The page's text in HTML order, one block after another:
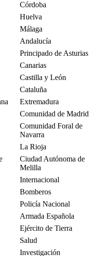
Córdoba
Huelva
Málaga
Andalucía
Principado de Asturias
Canarias
Castilla y León
Cataluña
Extremadura
Comunidad de Madrid
Comunidad Foral de
Navarra
La Rioja
Ciudad Autónoma de
Melilla
Internacional
Bomberos
Policía Nacional
Armada Española
Ejército de Tierra
Salud
Investigación